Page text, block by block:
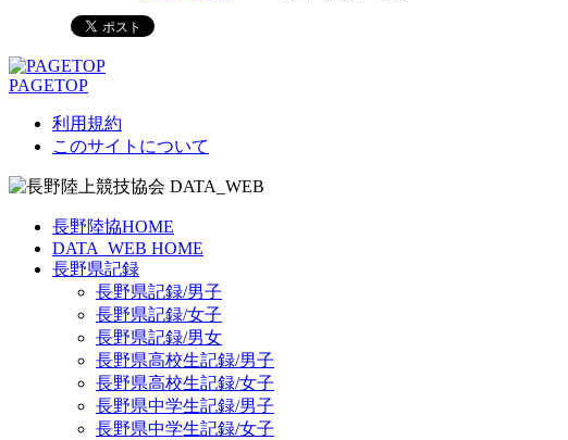
PAGETOP
利用規約
このサイトについて
長野陸協HOME
DATA_WEB HOME
長野県記録
長野県記録/男子
長野県記録/女子
長野県記録/男女
長野県高校生記録/男子
長野県高校生記録/女子
長野県中学生記録/男子
長野県中学生記録/女子